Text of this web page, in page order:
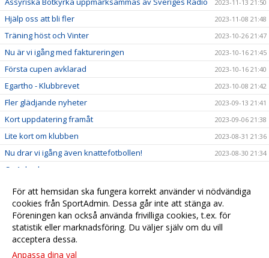
2023-11-13 21:50
Hjälp oss att bli fler 2023-11-08 21:48
Träning höst och Vinter 2023-10-26 21:47
Nu är vi igång med faktureringen 2023-10-16 21:45
Första cupen avklarad 2023-10-16 21:40
Egartho - Klubbrevet 2023-10-08 21:42
Fler glädjande nyheter 2023-09-13 21:41
Kort uppdatering framåt 2023-09-06 21:38
Lite kort om klubben 2023-08-31 21:36
Nu drar vi igång även knattefotbollen! 2023-08-30 21:34
Ca 1 dag kvar
Träning Måndag 28 Aug 2023-08-25 21:33
Assyriska Botkyrka SK kickar igång säsongen 2023-08-21 21:32
Börja spela fotboll med Assyriska Botkyrka! 2023-06-13 21:29
För att hemsidan ska fungera korrekt använder vi nödvändiga
cookies från SportAdmin. Dessa går inte att stänga av.
Föreningen kan också använda frivilliga cookies, t.ex. för
statistik eller marknadsföring. Du väljer själv om du vill
acceptera dessa.
Anpassa dina val